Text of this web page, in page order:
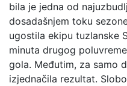
bila je jedna od
dosadašnjem toku
ugostila ekipu tuzlanske
minuta drugog
gola. Međutim, za samo
izjednačila rezultat.